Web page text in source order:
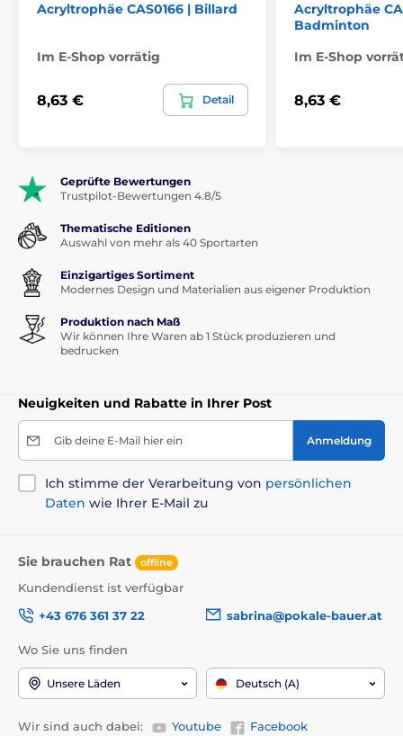
Acryltrophäe CAS0166 | Billard
Im E-Shop vorrätig
8,63 € Detail
Acryltrophäe
Badminton
Im E-Shop
8,63 €
Geprüfte Bewertungen
Trustpilot-Bewertungen 4.8/5
Thematische Editionen
Auswahl von mehr als 40 Sportarten
Einzigartiges Sortiment
Modernes Design und Materialien aus eigener Produktion
Produktion nach Maß
Wir können Ihre Waren ab 1 Stück produzieren und
bedrucken
Neuigkeiten und Rabatte in Ihrer Post
Gib deine E-Mail hier ein Anmeldung
Ich stimme der Verarbeitung von persönlichen
Daten wie Ihrer E-Mail zu
Sie brauchen Rat offline
Kundendienst ist verfügbar
+43 676 361 37 22
sabrina@pokale-bauer.at
Wo Sie uns finden
Unsere Läden Deutsch (A)
Wir sind auch dabei: Youtube
Facebook